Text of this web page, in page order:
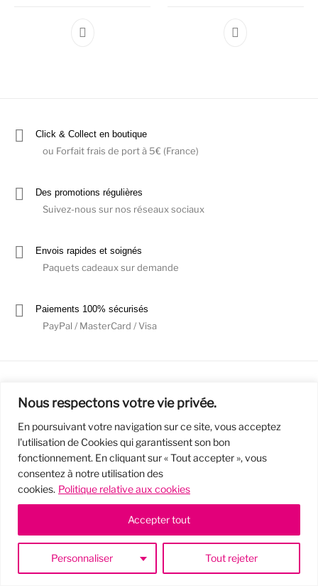
Nous respectons votre vie privée.
En poursuivant votre navigation sur ce site, vous acceptez
l'utilisation de Cookies qui garantissent son bon
fonctionnement. En cliquant sur « Tout accepter », vous
consentez à notre utilisation des
cookies. Politique relative aux cookies
Personnaliser Tout rejeter
Accepter tout
Ce produit a plusieurs variations. Les
Ce produit a
Click & Collect en boutique
ou Forfait frais de port à 5€ (France)
Des promotions régulières
Suivez-nous sur nos réseaux sociaux
Envois rapides et soignés
Paquets cadeaux sur demande
Paiements 100% sécurisés
PayPal / MasterCard / Visa
Mentions Légales
Politique de confidentialité / RGPD
Conditions Générales de Vente
© 2019 - Cousins & Cousines